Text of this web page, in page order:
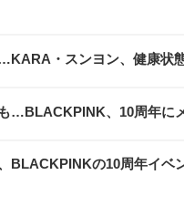
・スンヨン、健康状
…BLACKPINK、10周年に
BLACKPINKの10周年イ